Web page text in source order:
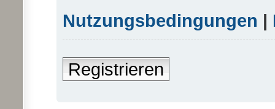
Nutzungsbedingungen |
Registrieren